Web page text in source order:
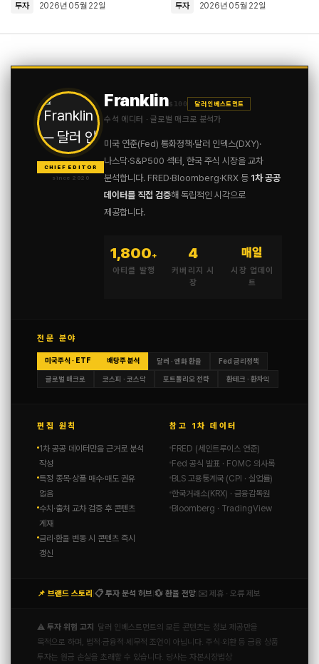
투자 2026년 05월 22일 투자 2026년 05월 22일
CHIEF EDITOR
since 2020
Franklin$100 달러 인베스트먼트
수석 에디터 · 글로벌 매크로 분석가
미국 연준(Fed) 통화정책·달러 인덱스(DXY)·
나스닥·S&P500 섹터, 한국 주식 시장을 교차
분석합니다. FRED·Bloomberg·KRX 등 1차 공공
데이터를 직접 검증해 독립적인 시각으로
제공합니다.
1,800+
아티클 발행
4
커버리지 시
장
매일
시장 업데이
트
전문 분야
미국주식 · ETF 배당주 분석 달러 · 엔화 환율 Fed 금리정책
글로벌 매크로 코스피 · 코스닥 포트폴리오 전략 환테크 · 환차익
편집 원칙
1차 공공 데이터만을 근거로 분석
작성
특정 종목·상품 매수·매도 권유
없음
수치·출처 교차 검증 후 콘텐츠
게재
금리·환율 변동 시 콘텐츠 즉시
갱신
참고 1차 데이터
FRED (세인트루이스 연준)
Fed 공식 발표 · FOMC 의사록
BLS 고용통계국 (CPI · 실업률)
한국거래소(KRX) · 금융감독원
Bloomberg · TradingView
📌 브랜드 스토리 📋 투자 분석 허브 💱 환율 전망 ✉️ 제휴 · 오류 제보
⚠️ 투자 위험 고지
달러 인베스트먼트의 모든 콘텐츠는 정보 제공만을
목적으로 하며, 법적·금융적·세무적 조언이 아닙니다. 주식·외환 등 금융 상품
투자는 원금 손실을 초래할 수 있습니다. 당사는 자본시장법상